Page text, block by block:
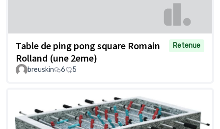
Table de ping pong square Romain
Rolland (une 2eme)
Retenue
breuskin 6 5